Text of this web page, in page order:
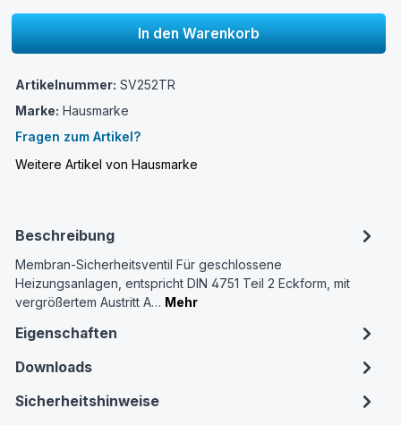
In den Warenkorb
Artikelnummer: SV252TR
Marke: Hausmarke
Fragen zum Artikel?
Weitere Artikel von Hausmarke
Beschreibung
Membran-Sicherheitsventil Für geschlossene
Heizungsanlagen, entspricht DIN 4751 Teil 2 Eckform, mit
vergrößertem Austritt A… Mehr
Eigenschaften
Downloads
Sicherheitshinweise